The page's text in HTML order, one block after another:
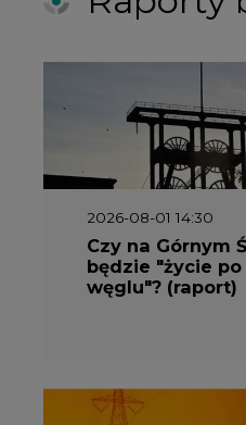
Wyszedł raport
"Bezpieczniej i
Ciepłownictwo na
ratunek KSE"